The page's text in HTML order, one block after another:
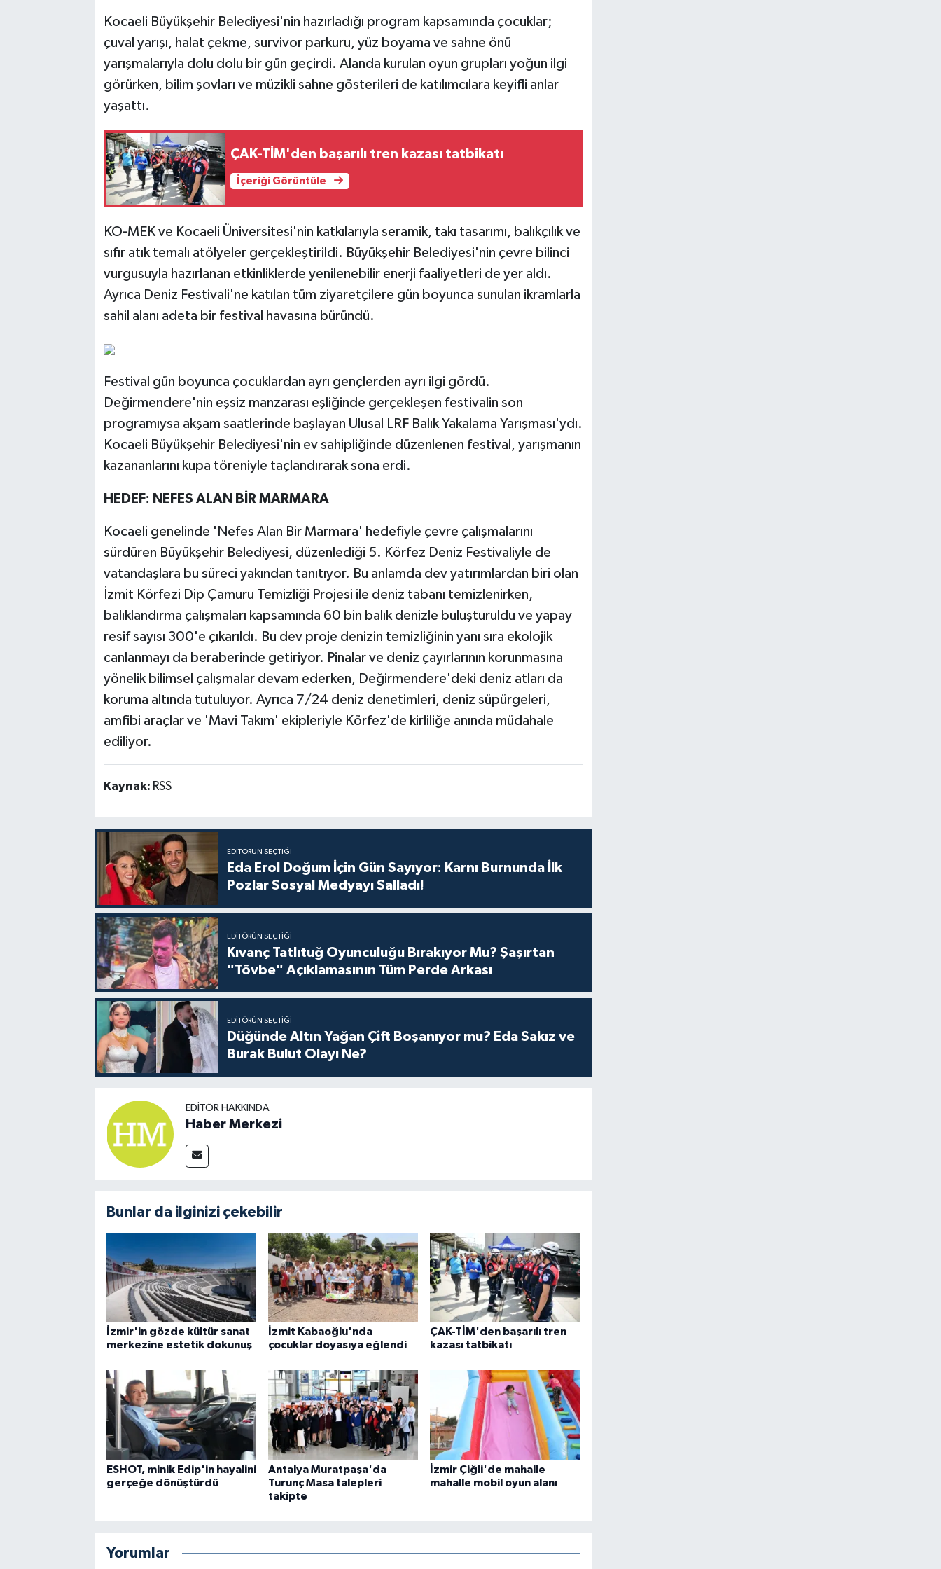
Kocaeli Büyükşehir Belediyesi'nin hazırladığı program kapsamında çocuklar;
çuval yarışı, halat çekme, survivor parkuru, yüz boyama ve sahne önü
yarışmalarıyla dolu dolu bir gün geçirdi. Alanda kurulan oyun grupları yoğun ilgi
görürken, bilim şovları ve müzikli sahne gösterileri de katılımcılara keyifli anlar
yaşattı.
ÇAK-TİM'den başarılı tren kazası tatbikatı
İçeriği Görüntüle
KO-MEK ve Kocaeli Üniversitesi'nin katkılarıyla seramik, takı tasarımı, balıkçılık ve
sıfır atık temalı atölyeler gerçekleştirildi. Büyükşehir Belediyesi'nin çevre bilinci
vurgusuyla hazırlanan etkinliklerde yenilenebilir enerji faaliyetleri de yer aldı.
Ayrıca Deniz Festivali'ne katılan tüm ziyaretçilere gün boyunca sunulan ikramlarla
sahil alanı adeta bir festival havasına büründü.
Festival gün boyunca çocuklardan ayrı gençlerden ayrı ilgi gördü.
Değirmendere'nin eşsiz manzarası eşliğinde gerçekleşen festivalin son
programıysa akşam saatlerinde başlayan Ulusal LRF Balık Yakalama Yarışması'ydı.
Kocaeli Büyükşehir Belediyesi'nin ev sahipliğinde düzenlenen festival, yarışmanın
kazananlarını kupa töreniyle taçlandırarak sona erdi.
HEDEF: NEFES ALAN BİR MARMARA
Kocaeli genelinde 'Nefes Alan Bir Marmara' hedefiyle çevre çalışmalarını
sürdüren Büyükşehir Belediyesi, düzenlediği 5. Körfez Deniz Festivaliyle de
vatandaşlara bu süreci yakından tanıtıyor. Bu anlamda dev yatırımlardan biri olan
İzmit Körfezi Dip Çamuru Temizliği Projesi ile deniz tabanı temizlenirken,
balıklandırma çalışmaları kapsamında 60 bin balık denizle buluşturuldu ve yapay
resif sayısı 300'e çıkarıldı. Bu dev proje denizin temizliğinin yanı sıra ekolojik
canlanmayı da beraberinde getiriyor. Pinalar ve deniz çayırlarının korunmasına
yönelik bilimsel çalışmalar devam ederken, Değirmendere'deki deniz atları da
koruma altında tutuluyor. Ayrıca 7/24 deniz denetimleri, deniz süpürgeleri,
amfibi araçlar ve 'Mavi Takım' ekipleriyle Körfez'de kirliliğe anında müdahale
ediliyor.
Kaynak: RSS
EDITÖRÜN SEÇTIĞI
Eda Erol Doğum İçin Gün Sayıyor: Karnı Burnunda İlk
Pozlar Sosyal Medyayı Salladı!
EDITÖRÜN SEÇTIĞI
Kıvanç Tatlıtuğ Oyunculuğu Bırakıyor Mu? Şaşırtan
"Tövbe" Açıklamasının Tüm Perde Arkası
EDITÖRÜN SEÇTIĞI
Düğünde Altın Yağan Çift Boşanıyor mu? Eda Sakız ve
Burak Bulut Olayı Ne?
EDITÖR HAKKINDA
Haber Merkezi
Bunlar da ilginizi çekebilir
İzmir'in gözde kültür sanat
merkezine estetik dokunuş
İzmit Kabaoğlu'nda
çocuklar doyasıya eğlendi
ÇAK-TİM'den başarılı tren
kazası tatbikatı
ESHOT, minik Edip'in hayalini
gerçeğe dönüştürdü
Antalya Muratpaşa'da
Turunç Masa talepleri
takipte
İzmir Çiğli'de mahalle
mahalle mobil oyun alanı
Yorumlar